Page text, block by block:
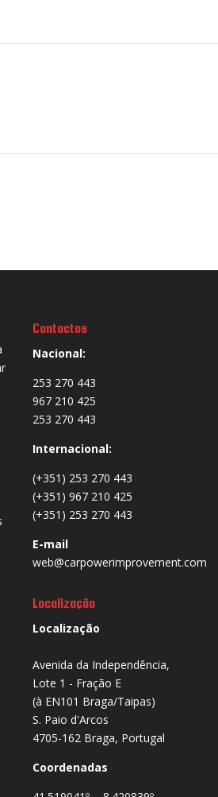
Contactos
Nacional:
253 270 443
967 210 425
253 270 443
Internacional:
(+351) 253 270 443
(+351) 967 210 425
(+351) 253 270 443
E-mail
web@carpowerimprovement.com
Localização
Localização
Avenida da Independência,
Lote 1 - Fração E
(à EN101 Braga/Taipas)
S. Paio d'Arcos
4705-162 Braga, Portugal
Coordenadas